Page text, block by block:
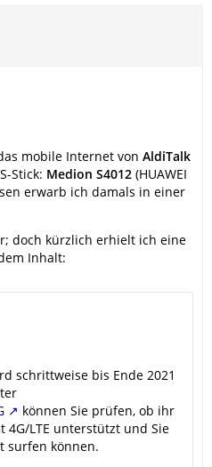
mobile Internet von AldiTalk
Stick: Medion S4012 (HUAWEI
erwarb ich damals in einer
doch kürzlich erhielt ich eine
Inhalt:
schrittweise bis Ende 2021
können Sie prüfen, ob ihr
4G/LTE unterstützt und Sie
surfen können.